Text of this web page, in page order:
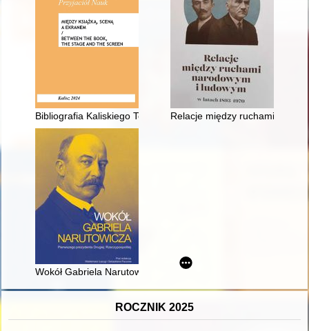
Bibliografia Kaliskiego Towarzystwa Przyjaciół Nauk
Relacje między ruchami
Wokół Gabriela Narutowicza pierwszego prezydenta Drugiej
ROCZNIK 2025